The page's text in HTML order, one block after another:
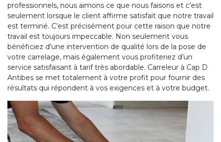
professionnels, nous aimons ce que nous faisons et c’est
seulement lorsque le client affirme satisfait que notre travail
est terminé. C’est précisément pour cette raison que notre
travail est toujours impeccable. Non seulement vous
bénéficiez d’une intervention de qualité lors de la pose de
votre carrelage, mais également vous profiteriez d’un
service satisfaisant à tarif très abordable. Carreleur à Cap D
Antibes se met totalement à votre profit pour fournir des
résultats qui répondent à vos exigences et à votre budget.